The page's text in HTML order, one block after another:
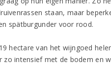
staan, maar
spätburgunder voor rood.
hectare van het wijngoed
zo intensief met de bodem en